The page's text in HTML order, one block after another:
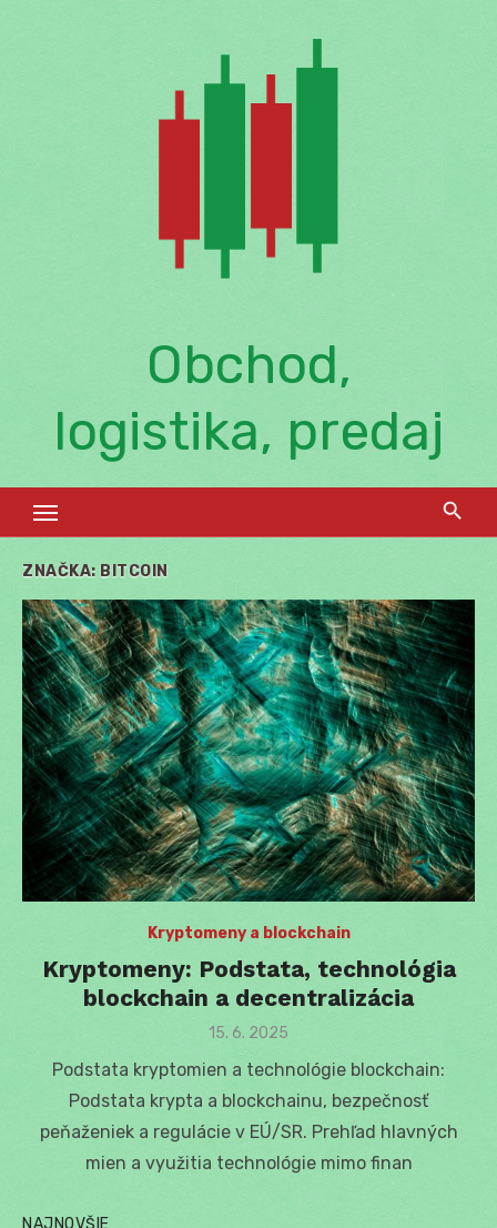
Obchod,
logistika, predaj
ZNAČKA: BITCOIN
Kryptomeny a blockchain
Kryptomeny: Podstata, technológia
blockchain a decentralizácia
Posted
15. 6. 2025
Podstata kryptomien a technológie blockchain:
Podstata krypta a blockchainu, bezpečnosť
peňaženiek a regulácie v EÚ/SR. Prehľad hlavných
mien a využitia technológie mimo finan
NAJNOVŠIE